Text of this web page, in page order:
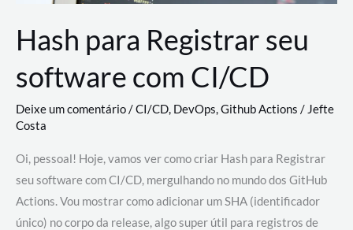
Hash para Registrar seu
software com CI/CD
Deixe um comentário/CI/CD, DevOps,Github Actions /Jefte
Costa
Oi, pessoal! Hoje, vamos ver como criar Hash para Registrar
seu software com CI/CD, mergulhando no mundo dos GitHub
Actions. Vou mostrar como adicionar um SHA (identificador
único) no corpo da release, algo super útil para registros de